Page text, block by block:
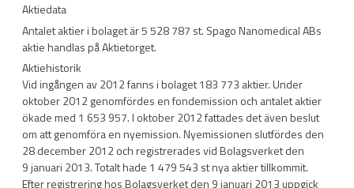
Aktiedata
Antalet aktier i bolaget är 5 528 787 st. Spago Nanomedical ABs
aktie handlas på Aktietorget.
Aktiehistorik
Vid ingången av 2012 fanns i bolaget 183 773 aktier. Under
oktober 2012 genomfördes en fondemission och antalet aktier
ökade med 1 653 957. I oktober 2012 fattades det även beslut
om att genomföra en nyemission. Nyemissionen slutfördes den
28 december 2012 och registrerades vid Bolagsverket den
9 januari 2013. Totalt hade 1 479 543 st nya aktier tillkommit.
Efter registrering hos Bolagsverket den 9 januari 2013 uppgick